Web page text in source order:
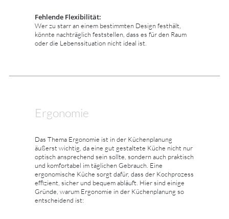
Fehlende Flexibilität:
Wer zu starr an einem bestimmten Design festhält,
könnte nachträglich feststellen, dass es für den Raum
oder die Lebenssituation nicht ideal ist.
Ergonomie
Das Thema Ergonomie ist in der Küchenplanung
äußerst wichtig, da eine gut gestaltete Küche nicht nur
optisch ansprechend sein sollte, sondern auch praktisch
und komfortabel im täglichen Gebrauch. Eine
ergonomische Küche sorgt dafür, dass der Kochprozess
effizient, sicher und bequem abläuft. Hier sind einige
Gründe, warum Ergonomie in der Küchenplanung so
entscheidend ist: